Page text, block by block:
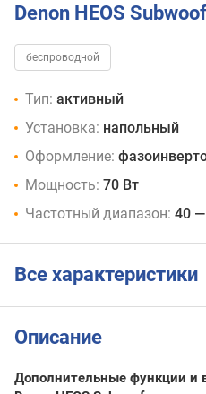
Denon HEOS
беспроводной
Тип: активный
Установка: напольный
Оформление:
Мощность: 70 Вт
Частотный диапазон: 40
Все характеристики
Описание
Дополнительные функции и